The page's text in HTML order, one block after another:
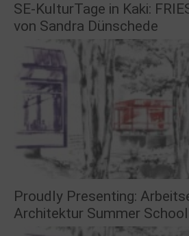
SE-KulturTage in Kaki:
von Sandra Dünschede
Proudly Presenting:
Architektur Summer